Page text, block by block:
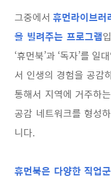
그중에서휴먼라이브러
을 빌려주는 프로그램
‘휴먼북’과 ‘독자’를
서 인생의 경험을 공감
통해서 지역에 거주하
공감 네트워크를 형성
니다.
휴먼북은 다양한 직업